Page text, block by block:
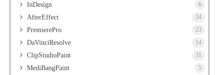
InDesign 6
AfterEffect 34
PremierePro 23
DaVinciResolve 14
ClipStudioPaint 31
MediBangPaint 5